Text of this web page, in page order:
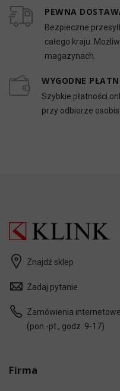
PEWNA
Bezpieczne
całego kraju.
magazynach.
WYGODNE
Szybkie płatności
przy odbiorze
Znajdź sklep
Zadaj pytanie
Zamówienia
(pon.-pt., godz. 9-17)
Firma